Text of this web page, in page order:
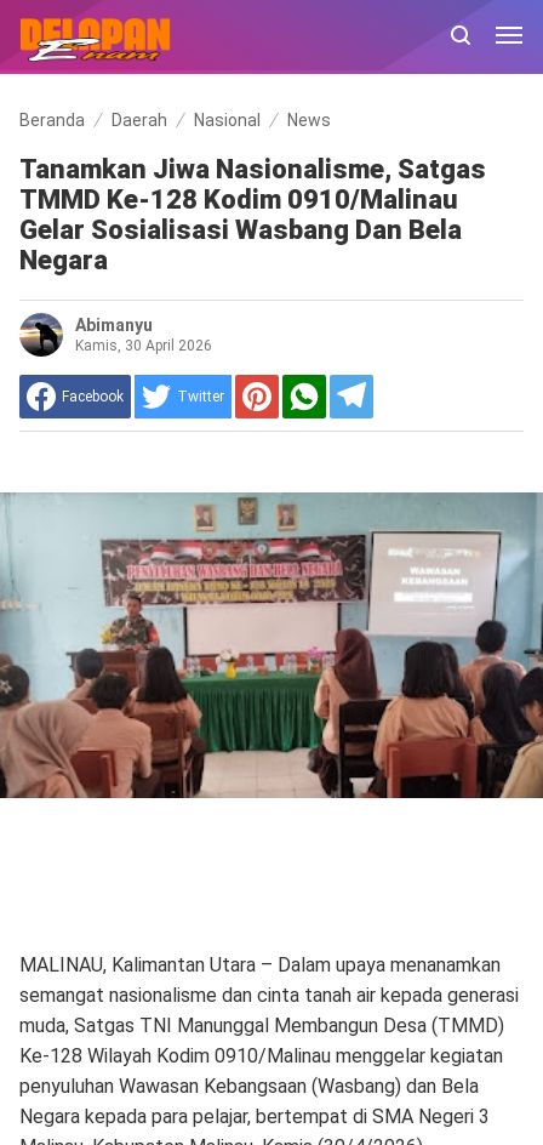
Beranda Daerah Nasional News
Tanamkan Jiwa Nasionalisme, Satgas
TMMD Ke-128 Kodim 0910/Malinau
Gelar Sosialisasi Wasbang Dan Bela
Negara
Abimanyu
Kamis, 30 April 2026
Facebook Twitter
MALINAU, Kalimantan Utara – Dalam upaya menanamkan
semangat nasionalisme dan cinta tanah air kepada generasi
muda, Satgas TNI Manunggal Membangun Desa (TMMD)
Ke-128 Wilayah Kodim 0910/Malinau menggelar kegiatan
penyuluhan Wawasan Kebangsaan (Wasbang) dan Bela
Negara kepada para pelajar, bertempat di SMA Negeri 3